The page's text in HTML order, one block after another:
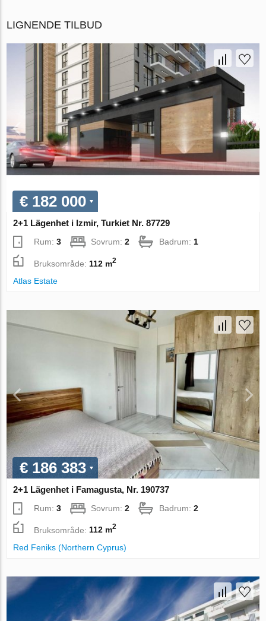
LIGNENDE TILBUD
€ 182 000
2+1 Lägenhet i Izmir, Turkiet Nr. 87729
Rum:3 Sovrum:2 Badrum: 1
Bruksområde: 112 m2
Atlas Estate
€ 186 383
2+1 Lägenhet i Famagusta, Nr. 190737
Rum:3 Sovrum:2 Badrum:2
Bruksområde:112 m2
Red Feniks (Northern Cyprus)